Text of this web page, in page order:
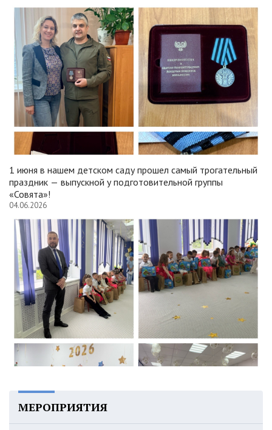
1 июня в нашем детском саду прошел самый трогательный
праздник — выпускной у подготовительной группы
«Совята»!
04.06.2026
МЕРОПРИЯТИЯ